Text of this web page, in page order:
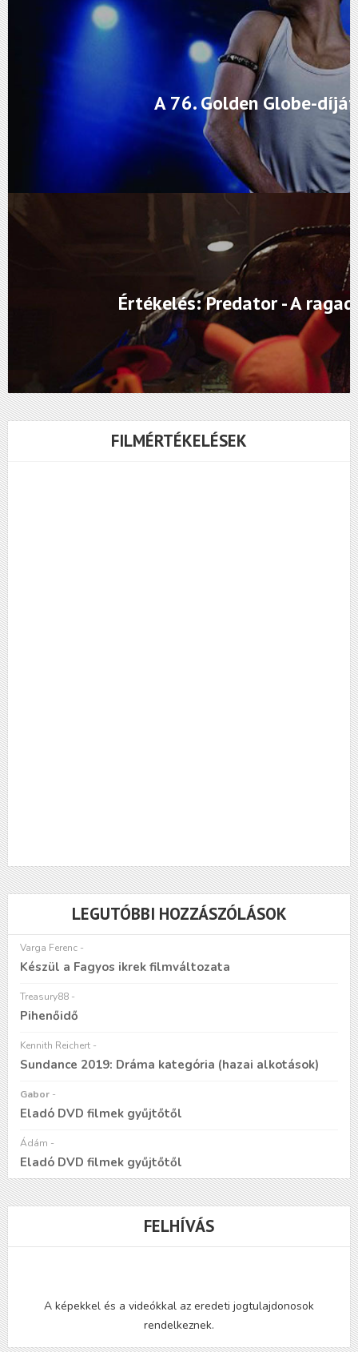
A 76. Golden Globe-
Értékelés: Predator - A
FILMÉRTÉKELÉSEK
LEGUTÓBBI HOZZÁSZÓLÁSOK
Varga Ferenc -
Készül a Fagyos ikrek filmváltozata
Treasury88 -
Pihenőidő
Kennith Reichert -
Sundance 2019: Dráma kategória (hazai alkotások)
Gabor -
Eladó DVD filmek gyűjtőtől
Ádám -
Eladó DVD filmek gyűjtőtől
FELHÍVÁS
A képekkel és a videókkal az eredeti jogtulajdonosok
rendelkeznek.